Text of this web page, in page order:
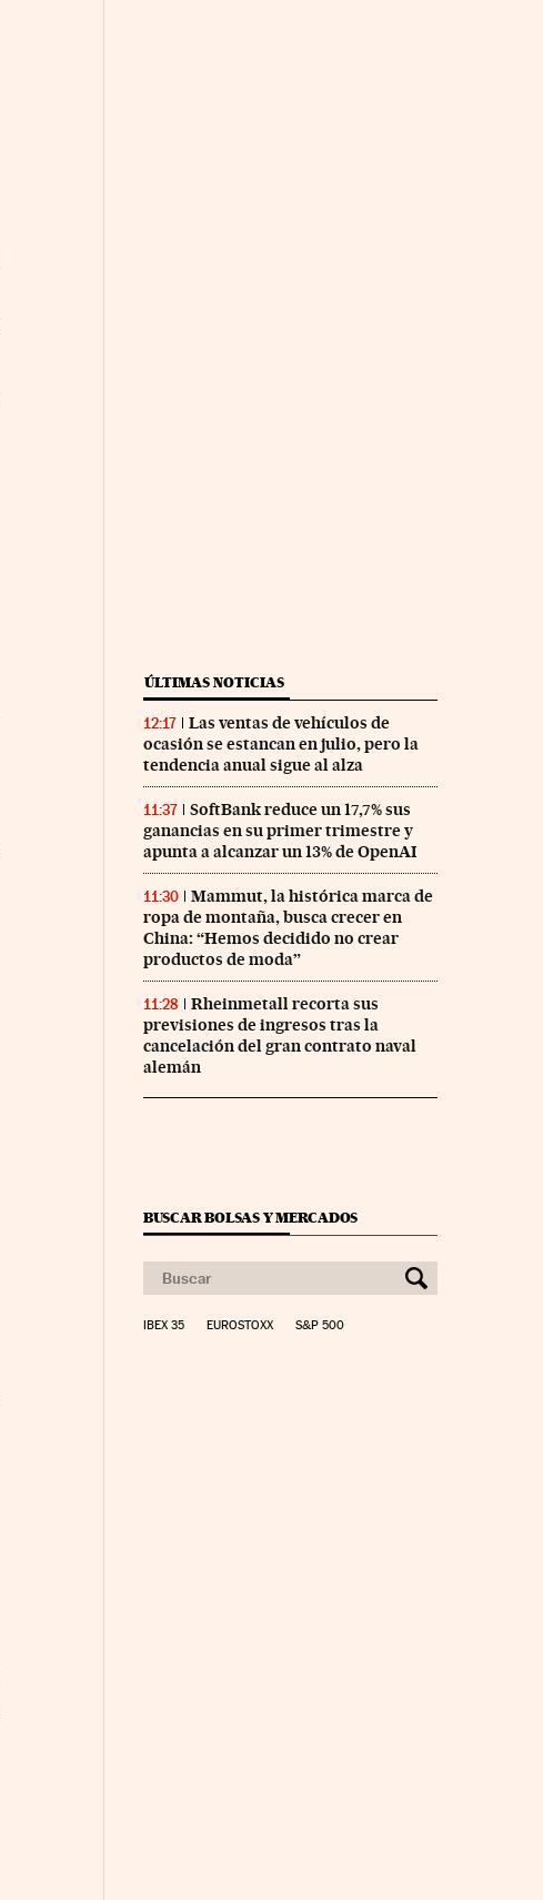
ÚLTIMAS NOTICIAS
12:17
Las ventas de vehículos de
ocasión se estancan en julio, pero la
tendencia anual sigue al alza
11:37
SoftBank reduce un 17,7% sus
ganancias en su primer trimestre y
apunta a alcanzar un 13% de OpenAI
11:30
Mammut, la histórica marca de
ropa de montaña, busca crecer en
China: “Hemos decidido no crear
productos de moda”
11:28
Rheinmetall recorta sus
previsiones de ingresos tras la
cancelación del gran contrato naval
alemán
BUSCAR BOLSAS Y MERCADOS
IBEX 35 EUROSTOXX S&P 500